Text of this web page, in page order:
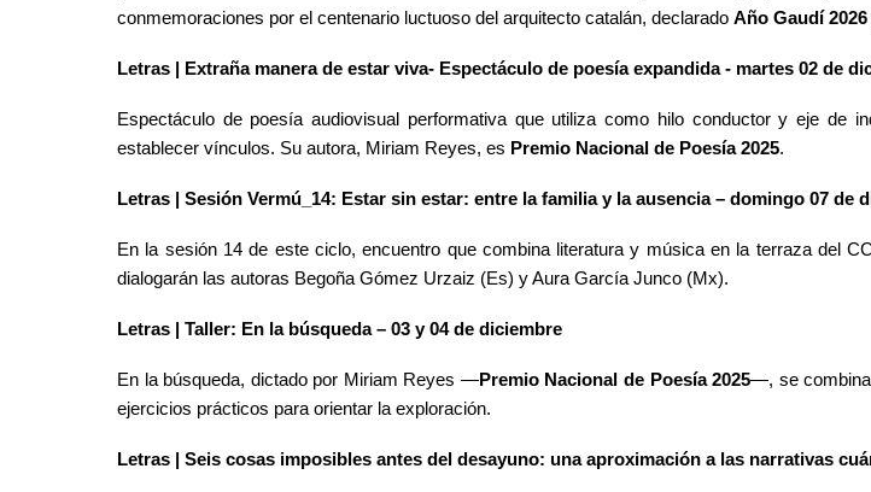
conmemoraciones por el centenario luctuoso del arquitecto catalán, declarado Año Gaudí 2026
Letras | Extraña manera de estar viva- Espectáculo de poesía expandida - martes 02 de
Espectáculo de poesía audiovisual performativa que utiliza como hilo conductor y eje de
establecer vínculos. Su autora, Miriam Reyes, es Premio Nacional de Poesía 2025.
Letras | Sesión Vermú_14: Estar sin estar: entre la familia y la ausencia – domingo 07 de
En la sesión 14 de este ciclo, encuentro que combina literatura y música en la terraza del
dialogarán las autoras Begoña Gómez Urzaiz (Es) y Aura García Junco (Mx).
Letras | Taller: En la búsqueda– 03 y 04 de diciembre
En la búsqueda, dictado por Miriam Reyes —Premio Nacional de Poesía 2025—, se
ejercicios prácticos para orientar la exploración.
Letras | Seis cosas imposibles antes del desayuno: una aproximación a las narrativas